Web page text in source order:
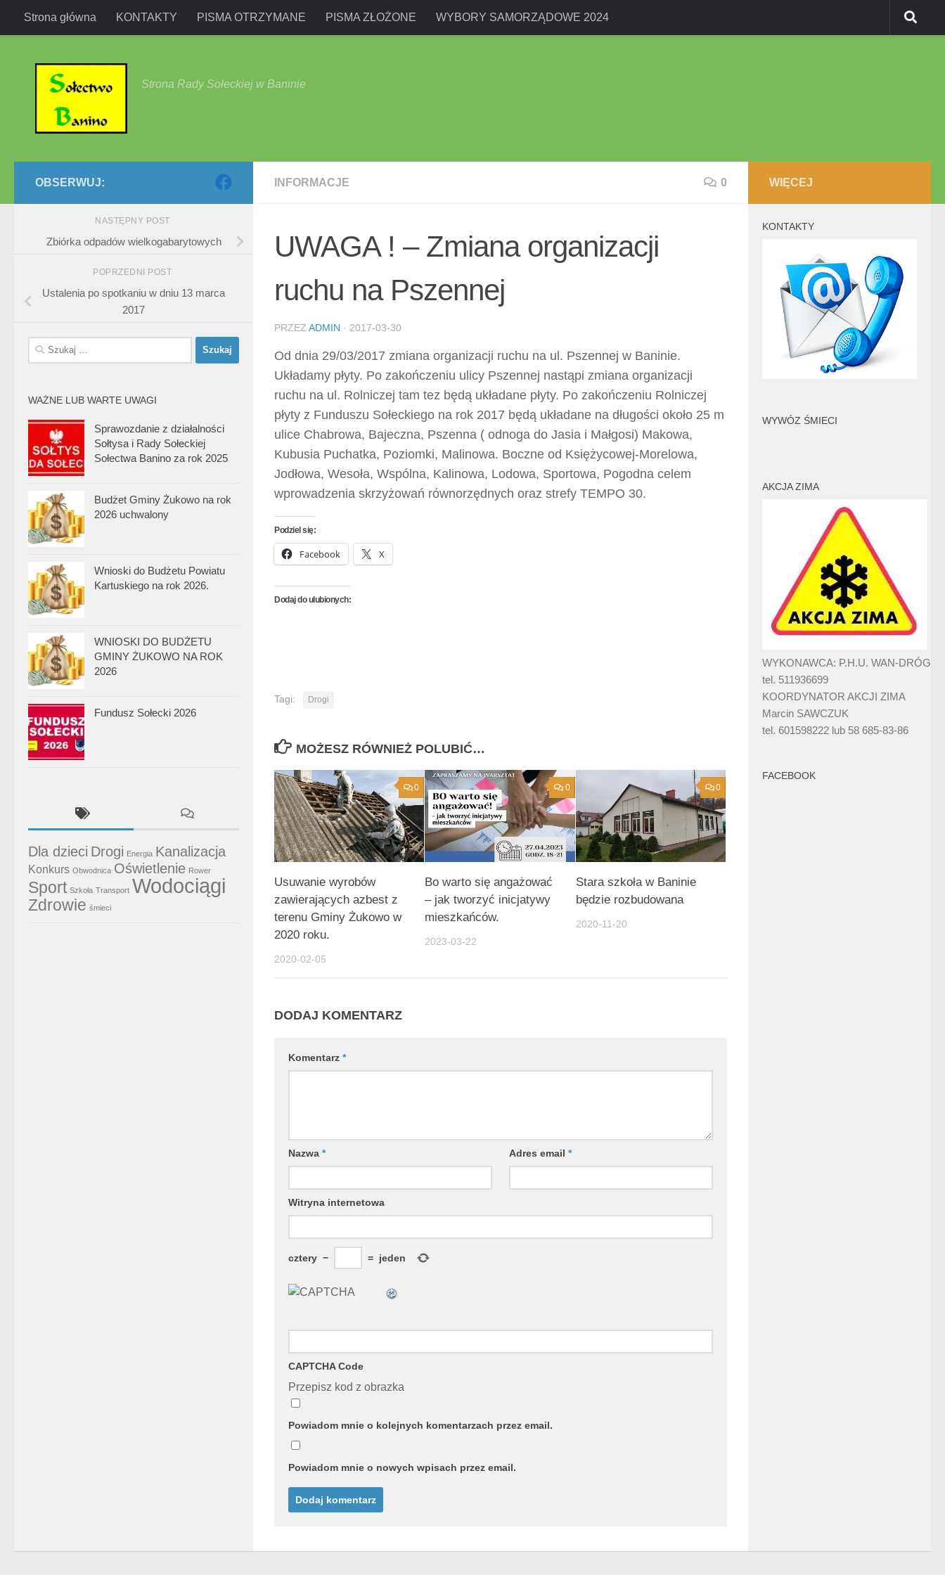
Przejdź do treści
Strona główna KONTAKTY PISMA OTRZYMANE PISMA ZŁOŻONE WYBORY SAMORZĄDOWE 2024
Strona Rady Sołeckiej w Baninie
INFORMACJE 0
UWAGA ! – Zmiana organizacji
ruchu na Pszennej
PRZEZ ADMIN · 2017-03-30
Od dnia 29/03/2017 zmiana organizacji ruchu na ul. Pszennej w Baninie.
Układamy płyty. Po zakończeniu ulicy Pszennej nastąpi zmiana organizacji
ruchu na ul. Rolniczej tam tez będą układane płyty. Po zakończeniu Rolniczej
płyty z Funduszu Sołeckiego na rok 2017 będą układane na długości około 25 m
ulice Chabrowa, Bajeczna, Pszenna ( odnoga do Jasia i Małgosi) Makowa,
Kubusia Puchatka, Poziomki, Malinowa. Boczne od Księżycowej-Morelowa,
Jodłowa, Wesoła, Wspólna, Kalinowa, Lodowa, Sportowa, Pogodna celem
wprowadzenia skrzyżowań równorzędnych oraz strefy TEMPO 30.
Podziel się:
Facebook X
Dodaj do ulubionych:
Tagi: Drogi
MOŻESZ RÓWNIEŻ POLUBIĆ…
0
Usuwanie wyrobów
zawierających azbest z
terenu Gminy Żukowo w
2020 roku.
2020-02-05
0
Bo warto się angażować
– jak tworzyć inicjatywy
mieszkańców.
2023-03-22
0
Stara szkoła w Baninie
będzie rozbudowana
2020-11-20
DODAJ KOMENTARZ
Komentarz *
Nazwa * Adres email*
Witryna internetowa
cztery − = jeden
CAPTCHA Code
Przepisz kod z obrazka
Powiadom mnie o kolejnych komentarzach przez email.
Powiadom mnie o nowych wpisach przez email.
OBSERWUJ:
NASTĘPNY POST
Zbiórka odpadów wielkogabarytowych
POPRZEDNI POST
Ustalenia po spotkaniu w dniu 13 marca
2017
Szukaj:
WAŻNE LUB WARTE UWAGI
Sprawozdanie z działalności
Sołtysa i Rady Sołeckiej
Sołectwa Banino za rok 2025
Budżet Gminy Żukowo na rok
2026 uchwalony
Wnioski do Budżetu Powiatu
Kartuskiego na rok 2026.
WNIOSKI DO BUDŻETU
GMINY ŻUKOWO NA ROK
2026
Fundusz Sołecki 2026
Dla dzieci Drogi Energia Kanalizacja
Konkurs Obwodnica Oświetlenie Rower
Sport Szkoła Transport Wodociągi
Zdrowie śmieci
WIĘCEJ
KONTAKTY
WYWÓZ ŚMIECI
AKCJA ZIMA
WYKONAWCA: P.H.U. WAN-DRÓG
tel. 511936699
KOORDYNATOR AKCJI ZIMA
Marcin SAWCZUK
tel. 601598222 lub 58 685-83-86
FACEBOOK